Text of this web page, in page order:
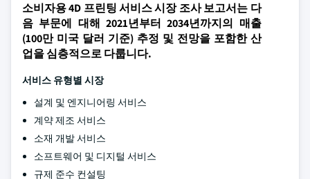
소비자용 4D 프린팅 서비스 시장 조사 보고서는 다
음 부문에 대해 2021년부터 2034년까지의 매출
(100만 미국 달러 기준) 추정 및 전망을 포함한 산
업을 심층적으로 다룹니다.
서비스 유형별 시장
설계 및 엔지니어링 서비스
계약 제조 서비스
소재 개발 서비스
소프트웨어 및 디지털 서비스
규제 준수 컨설팅